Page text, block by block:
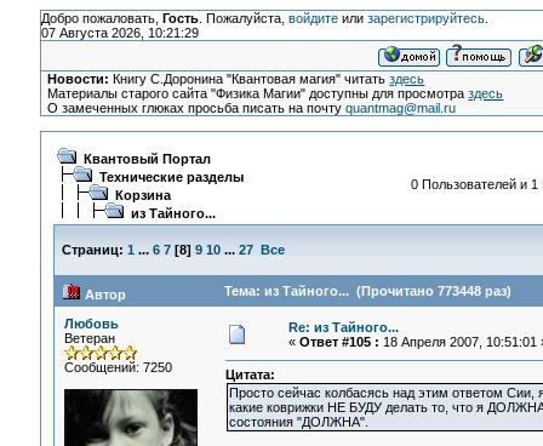
Добро пожаловать, Гость. Пожалуйста, войдитеили зарегистрируйтесь.
07 Августа 2026, 10:21:29
Новости: Книгу С.Доронина "Квантовая магия" читатьздесь
Материалы старого сайта "Физика Магии" доступны для просмотраздесь
О замеченных глюках просьба писать на почтуquantmag@mail.ru
Квантовый Портал
Технические разделы
Корзина
из Тайного...
0 Пользователей и 1
Страниц: 1 ... 6 7[8] 9 10 ... 27 Все
Автор Тема: из Тайного... (Прочитано 773448 раз)
Любовь
Ветеран
Сообщений: 7250
Re: из Тайного...
« Ответ #105 : 18 Апреля 2007, 10:51:01
Цитата:
Просто сейчас колбасясь над этим ответом
какие коврижки НЕ БУДУ делать то, что я
состояния "ДОЛЖНА".